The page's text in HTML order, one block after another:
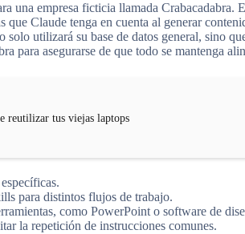
una empresa ficticia llamada Crabacadabra.
que Claude tenga en cuenta al generar
utilizará su base de datos general, sino
para asegurarse de que todo se mantenga
reutilizar tus viejas laptops
para distintos flujos de trabajo.
como PowerPoint o software de
la repetición de instrucciones comunes.